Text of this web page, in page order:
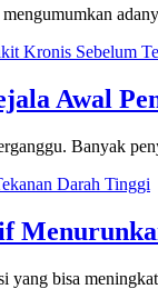
Awal
Banyak
yang bisa